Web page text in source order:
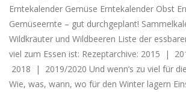
Erntekalender Gemüse Erntekalender Obst
Gemüseernte – gut durchgeplant!
Wildkräuter und Wildbeeren Liste der
viel zum Essen ist: Rezeptarchive: 2015 |
2018 | 2019/2020 Und wenn’s zu viel für
Wie, was, wann, wo für den Winter lagern